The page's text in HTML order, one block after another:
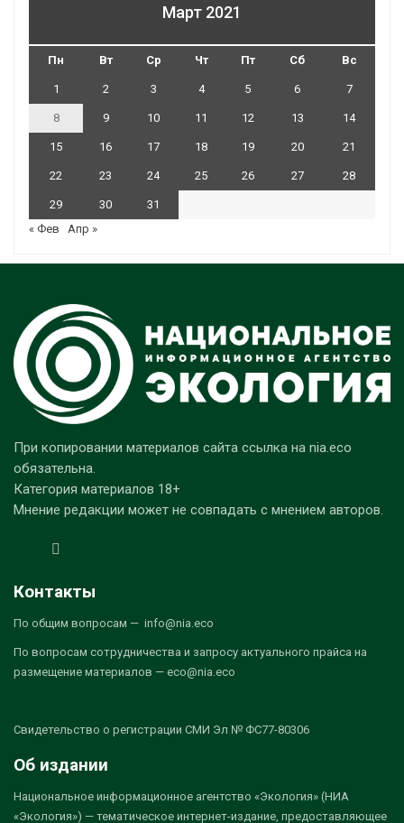
Март 2021
Пн Вт Ср Чт Пт Сб Вс
1 2 3 4 5 6 7
8 9 10 11 12 13 14
15 16 17 18 19 20 21
22 23 24 25 26 27 28
29 30
31
« Фев
Апр »
При копировании материалов сайта ссылка на nia.eco
обязательна.
Категория материалов 18+
Мнение редакции может не совпадать с мнением авторов.
Контакты
По общим вопросам — info@nia.eco
По вопросам сотрудничества и запросу актуального прайса на
размещение материалов — eco@nia.eco
Свидетельство о регистрации СМИ Эл № ФС77-80306
Об издании
Национальное информационное агентство «Экология» (НИА
«Экология») — тематическое интернет-издание, предоставляющее